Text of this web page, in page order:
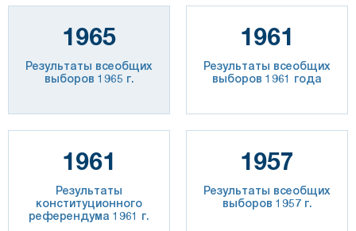
1965
Результаты всеобщих
выборов 1965 г.
1961
Результаты всеобщих
выборов 1961 года
1961
Результаты
конституционного
референдума 1961 г.
1957
Результаты всеобщих
выборов 1957 г.